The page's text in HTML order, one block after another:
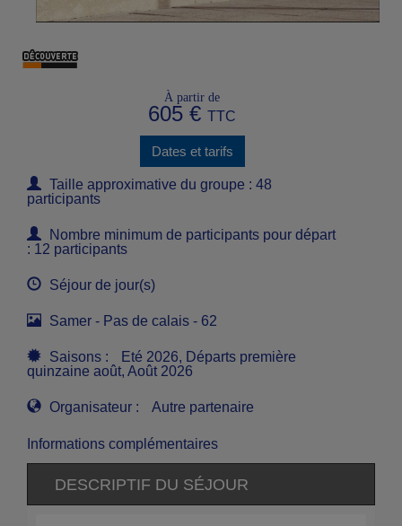
À partir de
605 € TTC
Dates et tarifs
Taille approximative du groupe : 48
participants
Nombre minimum de participants pour départ
: 12 participants
Séjour de jour(s)
Samer - Pas de calais - 62
Saisons :
Eté 2026, Départs première
quinzaine août, Août 2026
Organisateur : Autre partenaire
Informations complémentaires
DESCRIPTIF DU SÉJOUR